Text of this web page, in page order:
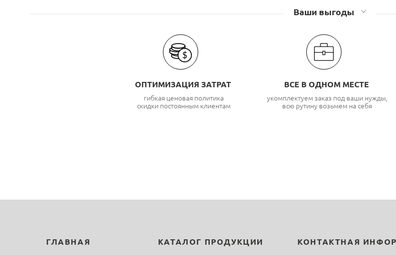
Ваши выгоды
ОПТИМИЗАЦИЯ ЗАТРАТ
гибкая ценовая политика
скидки постоянным клиентам
ВСЕ В ОДНОМ МЕСТЕ
укомплектуем заказ под ваши нужды,
всю рутину возьмем на себя
ГЛАВНАЯ КАТАЛОГ ПРОДУКЦИИ КОНТАКТНАЯ